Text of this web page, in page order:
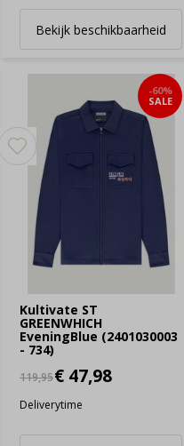
Bekijk beschikbaarheid
Kultivate ST
GREENWHICH
EveningBlue (2401030003
- 734)
-60%
SALE
119,95€ 47,98
Deliverytime